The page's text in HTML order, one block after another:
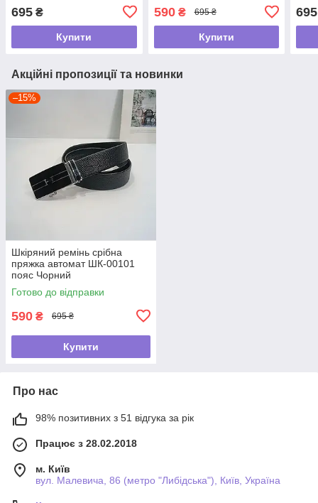
695 ₴
Купити
590₴ 695 ₴
Купити
695
Акційні пропозиції та новинки
–15%
Шкіряний ремінь срібна
пряжка автомат ШК-00101
пояс Чорний
Готово до відправки
590 ₴ 695 ₴
Купити
Про нас
98% позитивних з 51 відгука за рік
Працює з 28.02.2018
м. Київ
вул. Малевича, 86 (метро "Либідська"), Київ, Україна